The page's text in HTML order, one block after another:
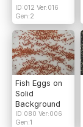
ID:012 Ver:016
Gen:2
Fish Eggs on
Solid
Background
ID:080 Ver:006
Gen:1